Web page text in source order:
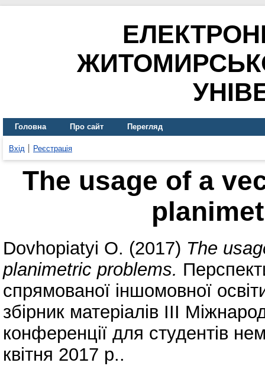
Головна Про сайт Перегляд
Вхід Реєстрація
The usage of a
Dovhopiatyi O. (2017) The
planimetric problems.
спрямованої іншомовної
збірник матеріалів ІІІ
конференції для студентів
квітня 2017 р..